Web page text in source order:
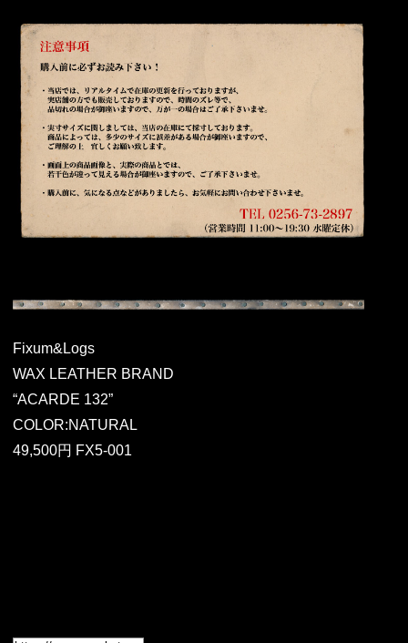
Fixum&Logs
WAX LEATHER BRAND
“ACARDE 132”
COLOR:NATURAL
49,500円 FX5-001